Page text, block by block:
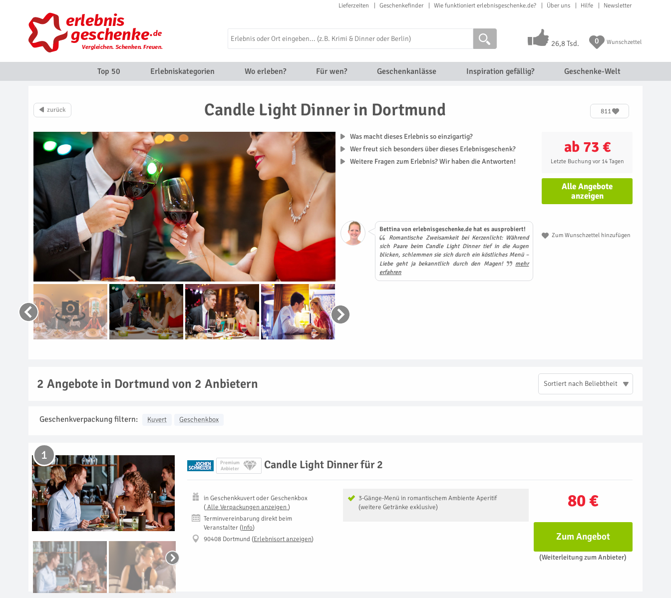
Lieferzeiten Geschenkefinder Wie funktioniert erlebnisgeschenke.de? Über uns Hilfe Newsletter
26,8 Tsd. 0 Wunschzettel
Top 50 Erlebniskategorien Wo erleben? Für wen? Geschenkanlässe Inspiration gefällig? Geschenke-Welt
Candle Light Dinner in Dortmund 811
ab 73 €
Letzte Buchung vor 14 Tagen
Alle Angebote
anzeigen
Zum Wunschzettel hinzufügen
Was macht dieses Erlebnis so einzigartig?
Wer freut sich besonders über dieses Erlebnisgeschenk?
Weitere Fragen zum Erlebnis? Wir haben die Antworten!
Bettina von erlebnisgeschenke.de hat es ausprobiert!
Romantische Zweisamkeit bei Kerzenlicht: Während
sich Paare beim Candle Light Dinner tief in die Augen
blicken, schlemmen sie sich durch ein köstliches Menü –
Liebe geht ja bekanntlich durch den Magen!
mehr
erfahren
2 Angebote in Dortmund von 2 Anbietern Sortiert nach Beliebtheit
Geschenkverpackung filtern: Kuvert Geschenkbox
Premium
Anbieter
Candle Light Dinner für 2
1
80 €
3-Gänge-Menü in romantischem Ambiente Aperitif
(weitere Getränke exklusive)
inGeschenkkuvert oder Geschenkbox
( Alle Verpackungen anzeigen )
Terminvereinbarung direkt beim
Veranstalter (Info)
90408 Dortmund (Erlebnisort anzeigen) Zum Angebot
(Weiterleitung zum Anbieter)